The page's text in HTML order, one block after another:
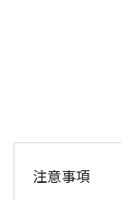
注意事項